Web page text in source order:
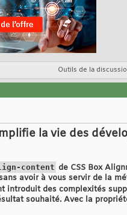
Outils de la
la vie des
content de CSS Box
avoir à vous servir de la
introduit des complexités
souhaité. Avec la